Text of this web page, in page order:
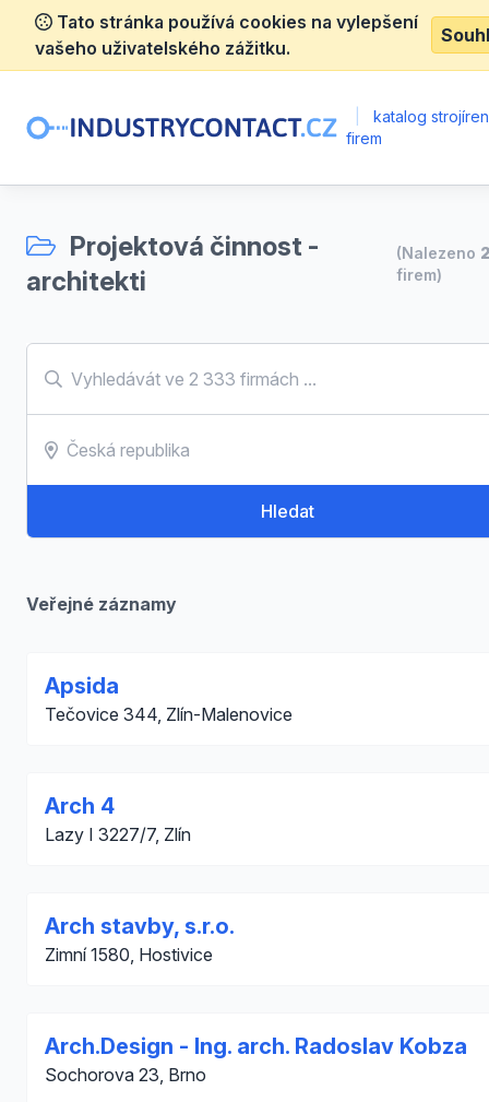
Tato stránka používá cookies na vylepšení
vašeho uživatelského zážitku.
katalog
firem
Projektová činnost -
architekti
(Nalezeno
firem)
Hledat
Veřejné záznamy
Apsida
Tečovice 344, Zlín-Malenovice
Arch 4
Lazy I 3227/7, Zlín
Arch stavby, s.r.o.
Zimní 1580, Hostivice
Arch.Design - Ing. arch. Radoslav Kobza
Sochorova 23, Brno